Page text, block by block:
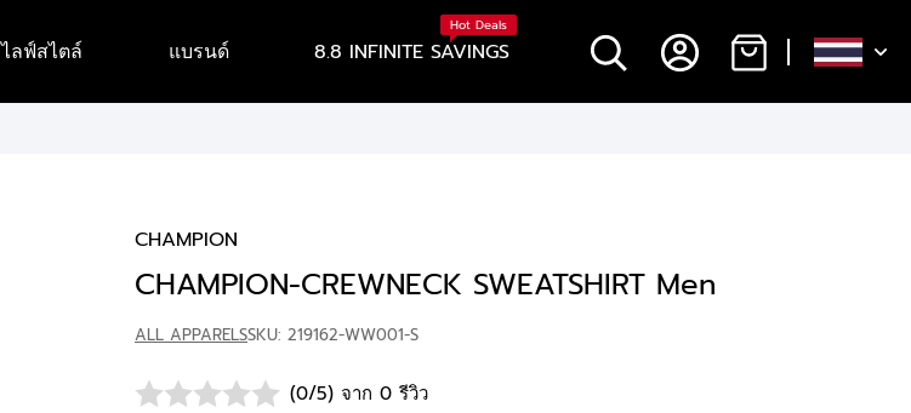
ไลฟ์สไตล์ แบรนด์ 8.8 INFINITE SAVINGS
Hot Deals
CHAMPION
CHAMPION-CREWNECK SWEATSHIRT Men
ALL APPARELSSKU: 219162-WW001-S
(0/5) จาก 0 รีวิว